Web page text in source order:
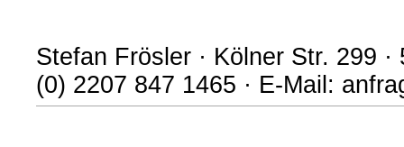
Stefan Frösler · Kölner Str. 299
(0) 2207 847 1465 · E-Mail: